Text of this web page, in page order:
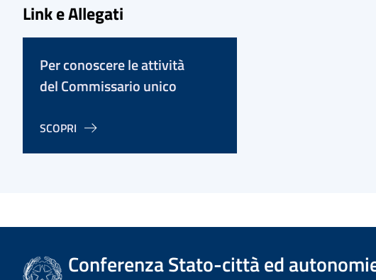
Link e Allegati
Per conoscere le attività
del Commissario unico
SCOPRI
Conferenza Stato-città ed